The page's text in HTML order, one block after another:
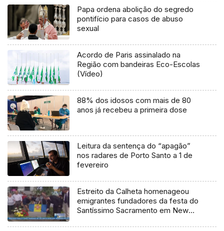
Papa ordena abolição do segredo
pontifício para casos de abuso
sexual
Acordo de Paris assinalado na
Região com bandeiras Eco-Escolas
(Vídeo)
88% dos idosos com mais de 80
anos já recebeu a primeira dose
Leitura da sentença do “apagão”
nos radares de Porto Santo a 1 de
fevereiro
Estreito da Calheta homenageou
emigrantes fundadores da festa do
Santíssimo Sacramento em New